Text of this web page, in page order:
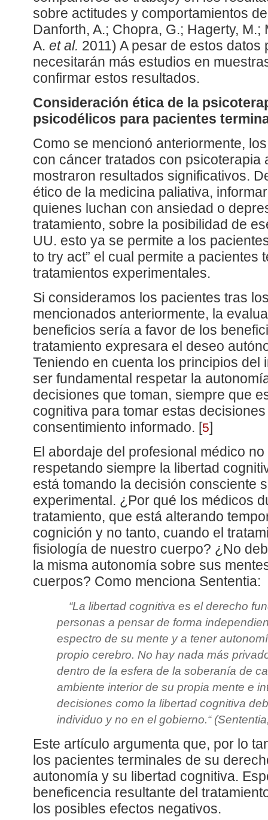
sobre actitudes y comportamientos
Danforth, A.; Chopra, G.; Hagerty, M.;
A. et al. 2011) A pesar de estos datos
necesitarán más estudios en
confirmar estos resultados.
Consideración ética de la
psicodélicos para pacientes
Como se mencionó anteriormente,
con cáncer tratados con psicoterapia
mostraron resultados significativos.
ético de la medicina paliativa,
quienes luchan con ansiedad o
tratamiento, sobre la posibilidad de
UU. esto ya se permite a los
to try act” el cual permite a pacientes
tratamientos experimentales.
Si consideramos los pacientes tras
mencionados anteriormente, la
beneficios sería a favor de los
tratamiento expresara el deseo
Teniendo en cuenta los principios del
ser fundamental respetar la
decisiones que toman, siempre que
cognitiva para tomar estas
consentimiento informado. [5]
El abordaje del profesional médico
respetando siempre la libertad
está tomando la decisión consciente
experimental. ¿Por qué los médicos
tratamiento, que está alterando
cognición y no tanto, cuando el
fisiología de nuestro cuerpo? ¿No
la misma autonomía sobre sus
cuerpos? Como menciona Sententia:
“La libertad cognitiva es el derecho
personas a pensar de forma
espectro de su mente y a tener
propio cerebro. No hay nada más
dentro de la esfera de la soberanía de
ambiente interior de su propia mente e
decisiones como la libertad cognitiva
individuo y no en el gobierno.“
Este artículo argumenta que, por lo
los pacientes terminales de su
autonomía y su libertad cognitiva.
beneficencia resultante del
los posibles efectos negativos.